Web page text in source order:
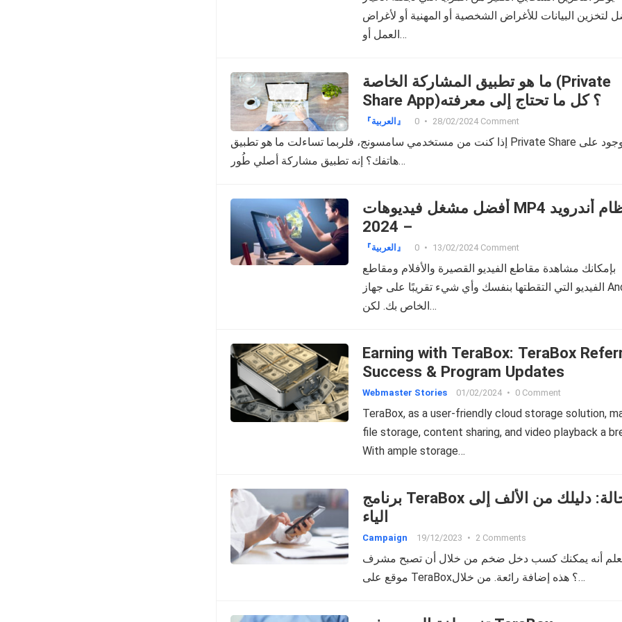
لتخزين البيانات للأغراض الشخصية أو المهنية أو لأغراض
العمل أو…
ما هو تطبيق المشاركة الخاصة (Private
Share App)؟ كل ما تحتاج إلى معرفته
『العربية』 28/02/2024
• 0 Comment
إذا كنت من مستخدمي سامسونج، فلربما تساءلت ما هو تطبيق Private Share الموجود على
هاتفك؟ إنه تطبيق مشاركة أصلي طُور…
أفضل مشغل فيديوهات MP4 لنظام أندرويد
– 2024
『العربية』 13/02/2024
• 0 Comment
بإمكانك مشاهدة مقاطع الفيديو القصيرة والأفلام ومقاطع
الفيديو التي التقطتها بنفسك وأي شيء تقريبًا على جهاز Android
الخاص بك. لكن…
Earning with TeraBox: TeraBox
Success & Program Updates
Webmaster Stories 01/02/2024 • 0 Comment
TeraBox, as a user-friendly cloud storage solution,
file storage, content sharing, and video playback a
With ample storage…
برنامج TeraBox للإحالة: دليلك من الألف إلى
الياء
Campaign 19/12/2023 • 2 Comments
أنه يمكنك كسب دخل ضخم من خلال أن تصبح مشرف
موقع على TeraBox؟ هذه إضافة رائعة. من خلال…